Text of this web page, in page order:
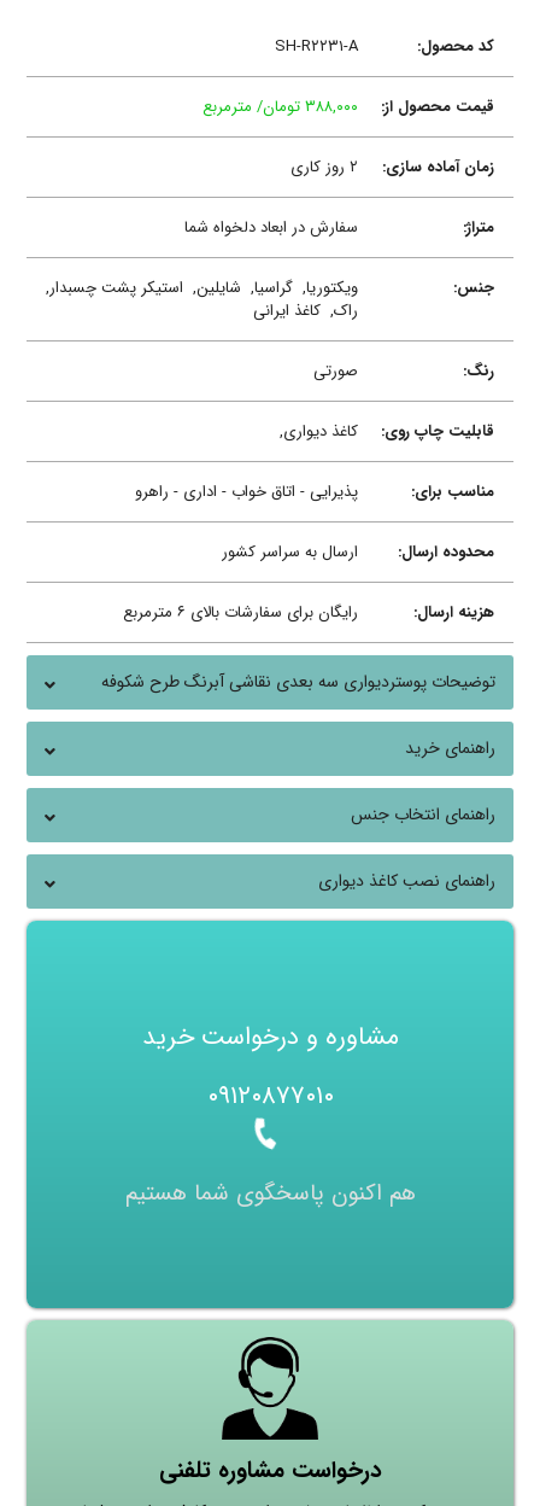
کد محصول: SH-R۲۲۳۱-A
قیمت محصول از: ۳۸۸,۰۰۰ تومان/ مترمربع
زمان آماده سازی: ۲ روز کاری
متراژ: سفارش در ابعاد دلخواه شما
جنس: ویکتوریا,گراسیا, شایلین, استیکر پشت چسبدار,
راک,کاغذ ایرانی
رنگ: صورتی
قابلیت چاپ روی: کاغذ دیواری,
مناسب برای: پذیرایی - اتاق خواب - اداری - راهرو
محدوده ارسال: ارسال به سراسر کشور
هزینه ارسال: رایگان برای سفارشات بالای ۶ مترمربع
توضیحات پوستردیواری سه بعدی نقاشی آبرنگ طرح شکوفه
راهنمای خرید
راهنمای انتخاب جنس
راهنمای نصب کاغذ دیواری
مشاوره و درخواست خرید
۰۹۱۲۰۸۷۷۰۱۰
هم اکنون پاسخگوی شما هستیم
درخواست مشاوره تلفنی